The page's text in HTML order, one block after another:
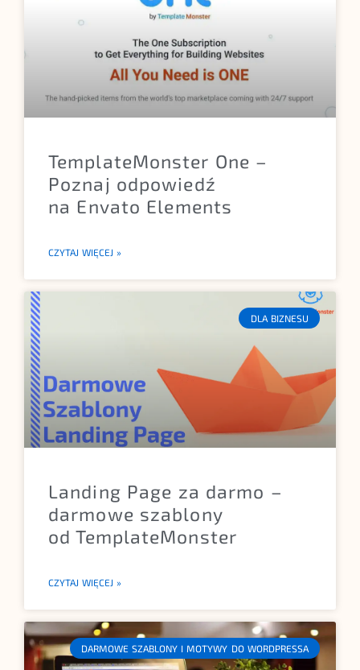
TemplateMonster One –
Poznaj odpowiedź
na Envato Elements
CZYTAJ WIĘCEJ »
DLA BIZNESU
Landing Page za darmo –
darmowe szablony
od TemplateMonster
CZYTAJ WIĘCEJ »
DARMOWE SZABLONY I MOTYWY DO WORDPRESSA